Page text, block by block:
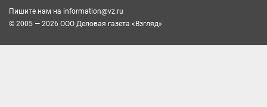
Пишите нам на information@vz.ru
© 2005 — 2026 ООО Деловая газета «Взгляд»